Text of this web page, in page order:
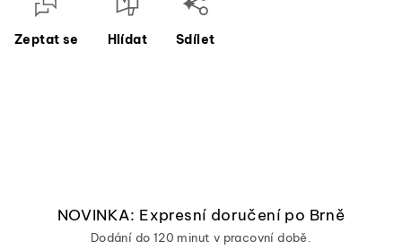
Zeptat se Hlídat Sdílet
NOVINKA: Expresní doručení po Brně
Dodání do 120 minut v pracovní době.